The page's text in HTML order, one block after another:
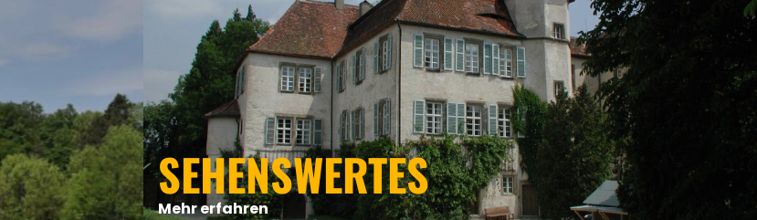
SEHENSWERTES
Mehr erfahren